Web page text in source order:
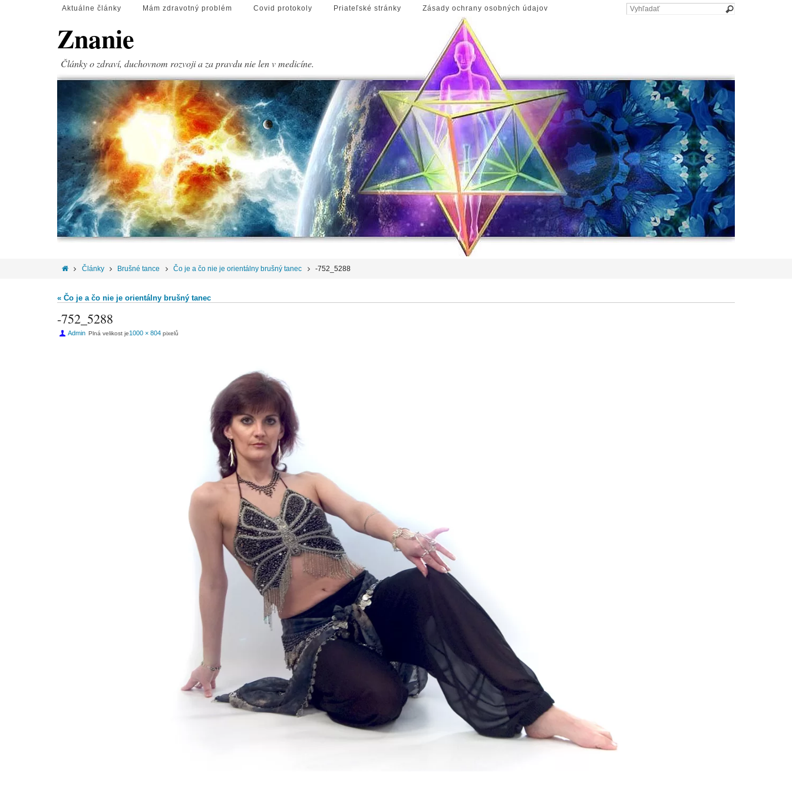
Aktuálne články Mám zdravotný problém Covid protokoly Priateľské stránky Zásady ochrany osobných údajov
Znanie
Články o zdraví, duchovnom rozvoji a za pravdu nie len v medicíne.
Články Brušné tance Čo je a čo nie je orientálny brušný tanec -752_5288
« Čo je a čo nie je orientálny brušný tanec
-752_5288
Admin Plná velikost je1000 × 804 pixelů